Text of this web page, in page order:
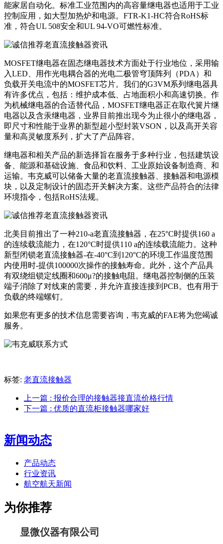
能家居自动化。标准工业范围内的高容量继电器也适用于工业
控制应用，如大型加热炉和电源。FTR-K1-HC符合RoHS标
准，符合UL 508安全和UL 94-VO可燃性标准。
MOSFET继电器在固态继电器技术方面处于行业地位，采用输
入LED、用作光电耦合器的光电二极管穹顶阵列（PDA）和
负载开关电流中的MOSFET芯片。我们的G3VM系列继电器具
有许多优点，包括：维护成本低、占地面积小和高速切换。作
为机械继电器的合适替代品，MOSFET继电器正在取代簧片继
电器以及含汞继电器，业界目前推出现今为止很小的继电器，
即尺寸和性能于业界的新型超小型封装VSON，以及高开关容
量和高灵敏度系列，扩大了产品阵容。
继电器和相关产品的新选择旨在服务于多种行业，包括建筑设
备、能源和基础设施、食品和饮料、工业原始设备制造商、和
运输。韦克威可以储备大量的老直流接触器、接触器和电源模
块，以及定制设计的固态开关解决方案。这些产品符合的法律
环境指令，包括RoHS法规。
北美目前推出了一种210-a老直流接触器，在25°C时提供160 a
的连续载流能力，在120°C时提供110 a的连续载流能力。这种
新型闭锁老直流接触器-在-40°C到120°C的环境工作温度范围
内使用时-提供100000次操作的接触寿命。此外，这个产品具
有双绕组锁定线圈和600μ?的接触电阻。继电器控制侧的压装
端子消除了对线束的需要，并允许直接连接到PCB。也有用于
负载的终端螺钉。
如果您有更多的技术信息需要咨询，韦克威的FAE将为您竭诚
服务。
标签: 老直流接触器
上一篇 : 报价合理的接触器接直流价格行情
下一篇 : 优质的直流柜接触器哪家好
新闻动态
产品动态
行业资讯
航空航天新闻
为你推荐
显微仪器有限公司